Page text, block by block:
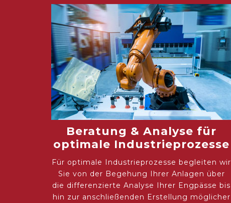
Beratung & Analyse für
optimale Industrieprozesse
Für optimale Industrieprozesse begleiten wir
Sie von der Begehung Ihrer Anlagen über
die differenzierte Analyse Ihrer Engpässe bis
hin zur anschließenden Erstellung möglicher